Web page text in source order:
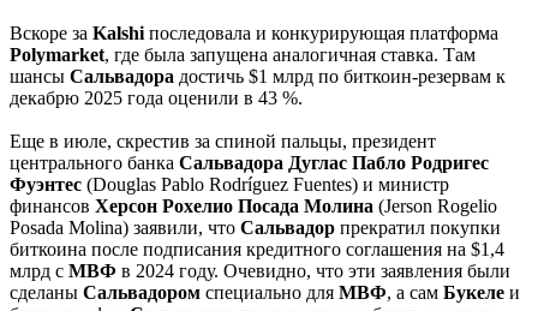
Вскоре за Kalshi последовала и конкурирующая платформа
Polymarket, где была запущена аналогичная ставка. Там
шансы Сальвадора достичь $1 млрд по биткоин-резервам к
декабрю 2025 года оценили в 43 %.
Еще в июле, скрестив за спиной пальцы, президент
центрального банка Сальвадора Дуглас Пабло Родригес
Фуэнтес (Douglas Pablo Rodríguez Fuentes) и министр
финансов Херсон Рохелио Посада Молина (Jerson Rogelio
Posada Molina) заявили, что Сальвадор прекратил покупки
биткоина после подписания кредитного соглашения на $1,4
млрд с МВФ в 2024 году. Очевидно, что эти заявления были
сделаны Сальвадором специально для МВФ, а сам Букеле и